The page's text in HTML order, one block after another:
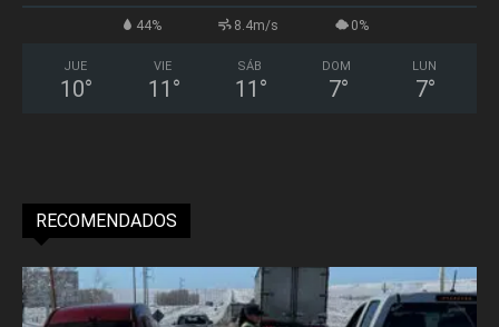
44% 8.4m/s 0%
JUE
10°
VIE
11 °
SÁB
11 °
DOM
7°
LUN
7°
RECOMENDADOS